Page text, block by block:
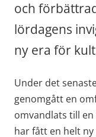
och
lördagens
ny era för
Under det
genomgått en
omvandlats till
har fått en helt